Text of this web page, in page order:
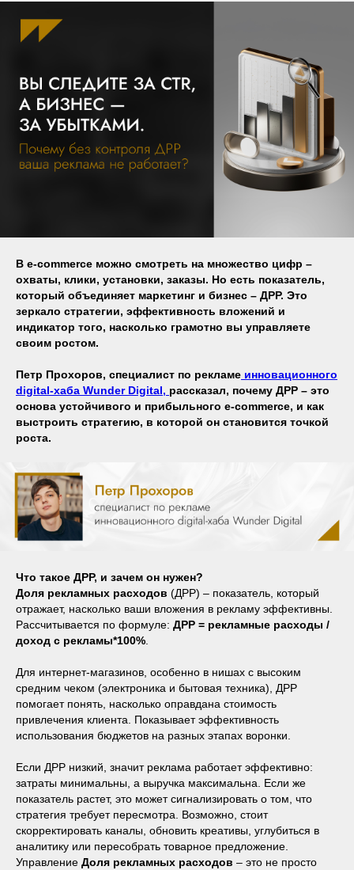
В e-commerce можно смотреть на множество цифр –
охваты, клики, установки, заказы. Но есть показатель,
который объединяет маркетинг и бизнес – ДРР. Это
зеркало стратегии, эффективность вложений и
индикатор того, насколько грамотно вы управляете
своим ростом.
Петр Прохоров, специалист по рекламе инновационного
digital-хаба Wunder Digital, рассказал, почему ДРР – это
основа устойчивого и прибыльного e-commerce, и как
выстроить стратегию, в которой он становится точкой
роста.
Что такое ДРР, и зачем он нужен?
Доля рекламных расходов (ДРР) – показатель, который
отражает, насколько ваши вложения в рекламу эффективны.
Рассчитывается по формуле: ДРР = рекламные расходы /
доход с рекламы*100%.
Для интернет-магазинов, особенно в нишах с высоким
средним чеком (электроника и бытовая техника), ДРР
помогает понять, насколько оправдана стоимость
привлечения клиента. Показывает эффективность
использования бюджетов на разных этапах воронки.
Если ДРР низкий, значит реклама работает эффективно:
затраты минимальны, а выручка максимальна. Если же
показатель растет, это может сигнализировать о том, что
стратегия требует пересмотра. Возможно, стоит
скорректировать каналы, обновить креативы, углубиться в
аналитику или пересобрать товарное предложение.
Управление Доля рекламных расходов – это не просто